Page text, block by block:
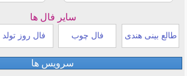
سایر فال ها
طالع بینی هندی فال چوب فال روز تولد
سرویس ها